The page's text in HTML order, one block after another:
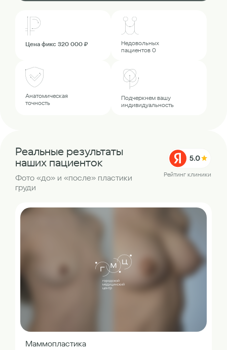
Цена фикс 320 000 ₽
Недовольных
пациентов 0
Анатомическая
точность
Подчеркнем вашу
индивидуальность
Реальные результаты
наших пациенток
Фото «до» и «после» пластики
груди
Рейтинг клиники
Маммопластика